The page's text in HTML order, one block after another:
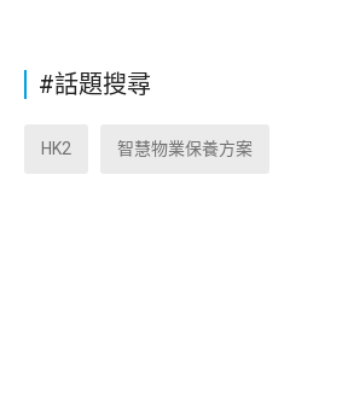
#話題搜尋
HK2 智慧物業保養方案